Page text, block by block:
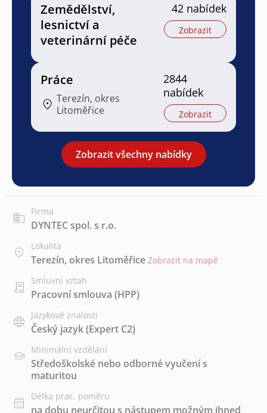
Zemědělství,
lesnictví a
veterinární péče
42 nabídek
Zobrazit
Práce
Terezín, okres
Litoměřice
2844
nabídek
Zobrazit
Zobrazit všechny nabídky
Firma
DYNTEC spol. s r.o.
Lokalita
Terezín, okres Litoměřice Zobrazit na mapě
Smluvní vztah
Pracovní smlouva (HPP)
Jazykové znalosti
Český jazyk(Expert C2)
Minimální vzdělání
Středoškolské nebo odborné vyučení s
maturitou
Délka prac. poměru
na dobu neurčitou s nástupem možným ihned